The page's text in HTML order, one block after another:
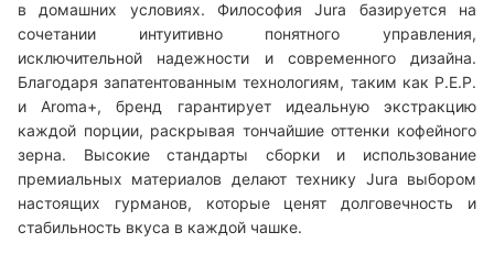
в домашних условиях. Философия Jura базируется на
сочетании интуитивно понятного управления,
исключительной надежности и современного дизайна.
Благодаря запатентованным технологиям, таким как P.E.P.
и Aroma+, бренд гарантирует идеальную экстракцию
каждой порции, раскрывая тончайшие оттенки кофейного
зерна. Высокие стандарты сборки и использование
премиальных материалов делают технику Jura выбором
настоящих гурманов, которые ценят долговечность и
стабильность вкуса в каждой чашке.